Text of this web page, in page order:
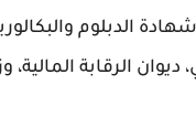
الدبلوم
الرقابة المالية،